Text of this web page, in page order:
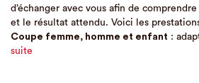
d’échanger avec vous afin de
et le résultat attendu. Voici les
Coupe femme, homme et enfant :
suite